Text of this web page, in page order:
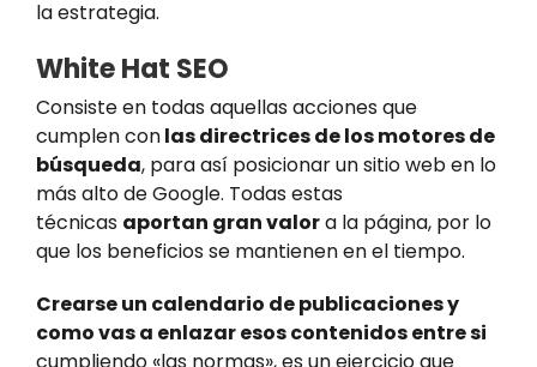
la estrategia.
White Hat SEO
Consiste en todas aquellas acciones que
cumplen conlas directrices de los motores de
búsqueda, para así posicionar un sitio web en lo
más alto de Google. Todas estas
técnicas aportan gran valora la página, por lo
que los beneficios se mantienen en el tiempo.
Crearse un calendario de publicaciones y
como vas a enlazar esos contenidos entre si